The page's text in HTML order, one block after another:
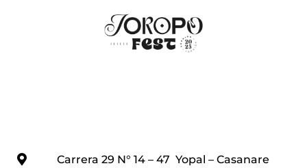
Carrera 29 N° 14 – 47 Yopal – Casanare